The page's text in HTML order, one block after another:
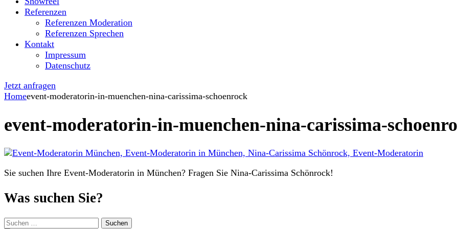
Referenzen
Referenzen Moderation
Referenzen Sprechen
Kontakt
Impressum
Datenschutz
Jetzt anfragen
Homeevent-moderatorin-in-muenchen-nina-carissima-schoenrock
event-moderatorin-in-muenchen-nina-carissima-
Sie suchen Ihre Event-Moderatorin in München? Fragen Sie Nina-Carissima Schönrock!
Was suchen Sie?
Suchen